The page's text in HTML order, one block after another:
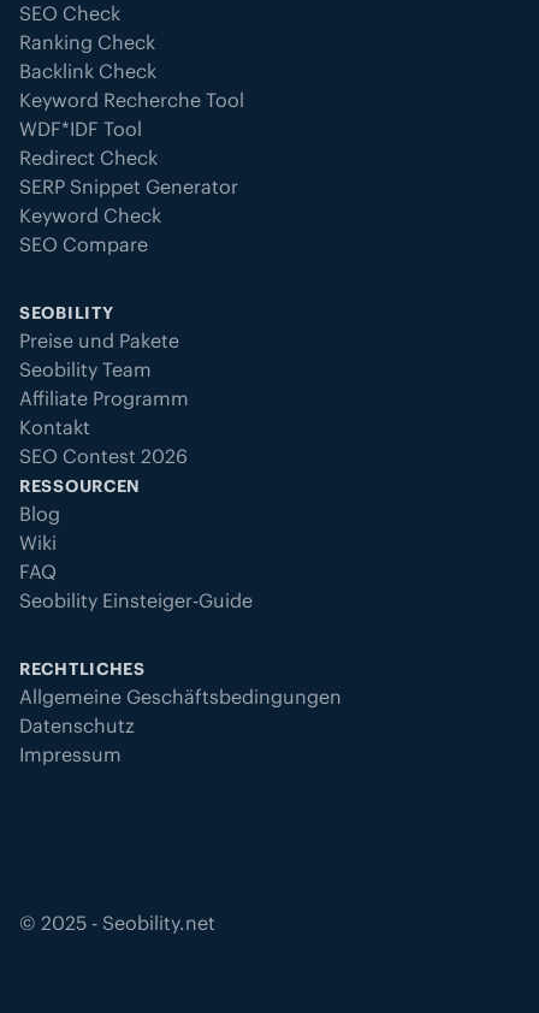
SEO Check
Ranking Check
Backlink Check
Keyword Recherche Tool
WDF*IDF Tool
Redirect Check
SERP Snippet Generator
Keyword Check
SEO Compare
SEOBILITY
Preise und Pakete
Seobility Team
Affiliate Programm
Kontakt
SEO Contest 2026
RESSOURCEN
Blog
Wiki
FAQ
Seobility Einsteiger-Guide
RECHTLICHES
Allgemeine Geschäftsbedingungen
Datenschutz
Impressum
© 2025 - Seobility.net